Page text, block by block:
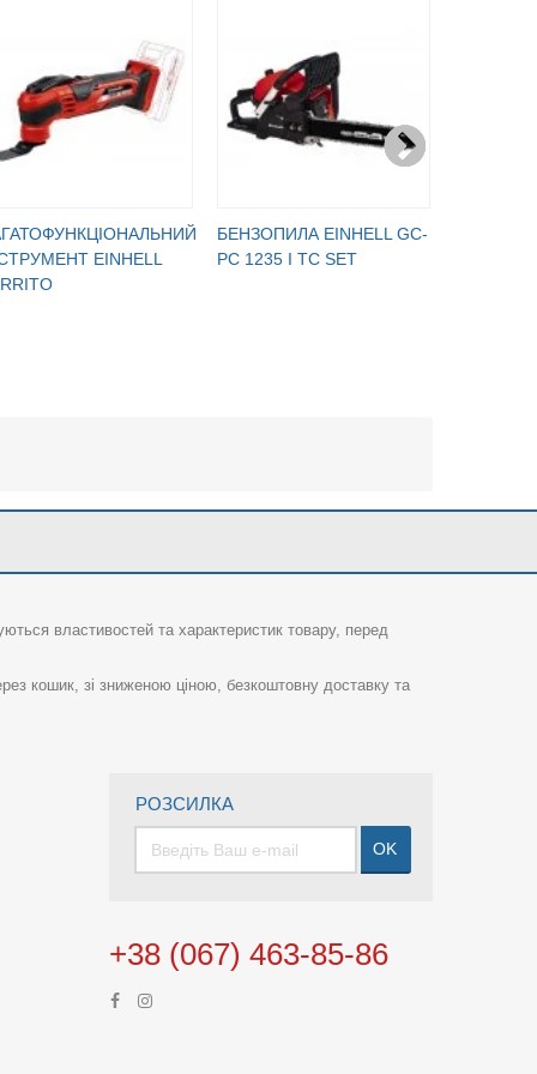
EINHELL
БЕНЗОПИЛА EINHELL GC-
PC 1235 I TC SET
властивостей та характеристик товару, перед
кошик, зі зниженою ціною, безкоштовну доставку та
РОЗСИЛКА
OK
+38 (067) 463-85-86